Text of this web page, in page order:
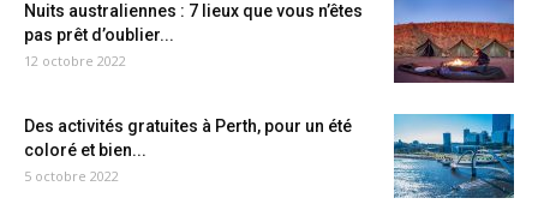
Nuits australiennes : 7 lieux que vous n’êtes
pas prêt d’oublier...
12 octobre 2022
Des activités gratuites à Perth, pour un été
coloré et bien...
5 octobre 2022